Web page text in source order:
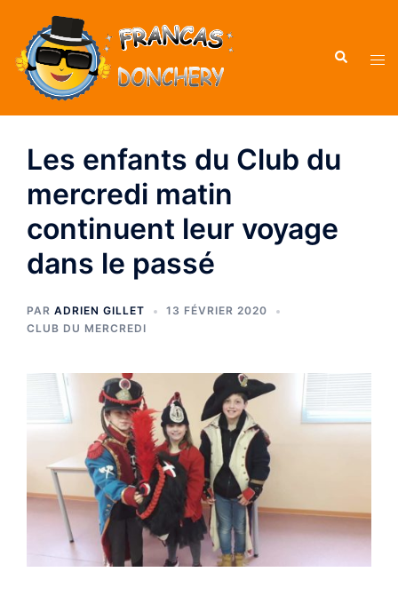
contenu
Les enfants du Club du
mercredi matin
continuent leur voyage
dans le passé
PAR ADRIEN GILLET
13 FÉVRIER 2020
CLUB DU MERCREDI